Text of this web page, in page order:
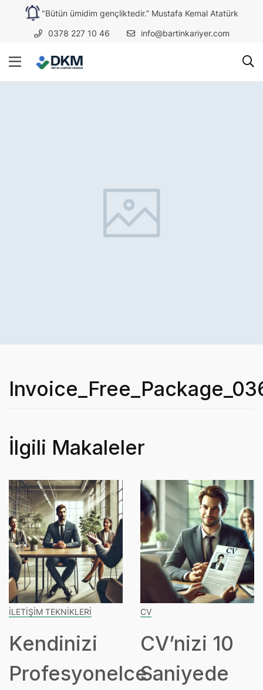
"Bütün ümidim gençliktedir.” Mustafa Kemal Atatürk
0378 227 10 46 info@bartinkariyer.com
İlgili Makaleler
İLETIŞIM TEKNIKLERI
Kendinizi
Profesyonelce
CV
CV’nizi 10
Saniyede